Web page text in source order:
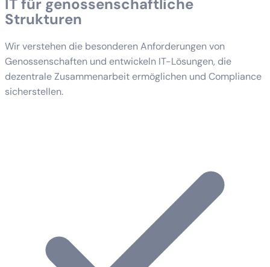
IT für genossenschaftliche
Strukturen
Wir verstehen die besonderen Anforderungen von
Genossenschaften und entwickeln IT-Lösungen, die
dezentrale Zusammenarbeit ermöglichen und Compliance
sicherstellen.